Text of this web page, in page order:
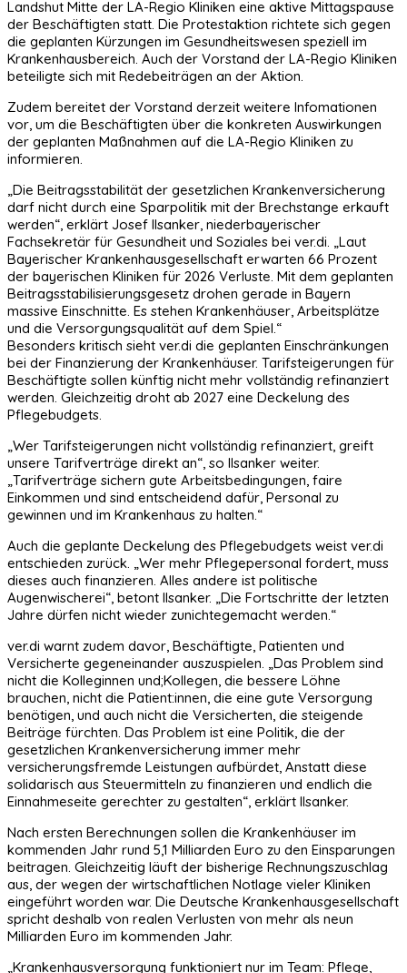
Landshut Mitte der LA-Regio Kliniken eine aktive Mittagspause
der Beschäftigten statt. Die Protestaktion richtete sich gegen
die geplanten Kürzungen im Gesundheitswesen speziell im
Krankenhausbereich. Auch der Vorstand der LA-Regio Kliniken
beteiligte sich mit Redebeiträgen an der Aktion.
Zudem bereitet der Vorstand derzeit weitere Infomationen
vor, um die Beschäftigten über die konkreten Auswirkungen
der geplanten Maßnahmen auf die LA-Regio Kliniken zu
informieren.
„Die Beitragsstabilität der gesetzlichen Krankenversicherung
darf nicht durch eine Sparpolitik mit der Brechstange erkauft
werden“, erklärt Josef Ilsanker, niederbayerischer
Fachsekretär für Gesundheit und Soziales bei ver.di. „Laut
Bayerischer Krankenhausgesellschaft erwarten 66 Prozent
der bayerischen Kliniken für 2026 Verluste. Mit dem geplanten
Beitragsstabilisierungsgesetz drohen gerade in Bayern
massive Einschnitte. Es stehen Krankenhäuser, Arbeitsplätze
und die Versorgungsqualität auf dem Spiel.“
Besonders kritisch sieht ver.di die geplanten Einschränkungen
bei der Finanzierung der Krankenhäuser. Tarifsteigerungen für
Beschäftigte sollen künftig nicht mehr vollständig refinanziert
werden. Gleichzeitig droht ab 2027 eine Deckelung des
Pflegebudgets.
„Wer Tarifsteigerungen nicht vollständig refinanziert, greift
unsere Tarifverträge direkt an“, so Ilsanker weiter.
„Tarifverträge sichern gute Arbeitsbedingungen, faire
Einkommen und sind entscheidend dafür, Personal zu
gewinnen und im Krankenhaus zu halten.“
Auch die geplante Deckelung des Pflegebudgets weist ver.di
entschieden zurück. „Wer mehr Pflegepersonal fordert, muss
dieses auch finanzieren. Alles andere ist politische
Augenwischerei“, betont Ilsanker. „Die Fortschritte der letzten
Jahre dürfen nicht wieder zunichtegemacht werden.“
ver.di warnt zudem davor, Beschäftigte, Patienten und
Versicherte gegeneinander auszuspielen. „Das Problem sind
nicht die Kolleginnen und;Kollegen, die bessere Löhne
brauchen, nicht die Patient:innen, die eine gute Versorgung
benötigen, und auch nicht die Versicherten, die steigende
Beiträge fürchten. Das Problem ist eine Politik, die der
gesetzlichen Krankenversicherung immer mehr
versicherungsfremde Leistungen aufbürdet, Anstatt diese
solidarisch aus Steuermitteln zu finanzieren und endlich die
Einnahmeseite gerechter zu gestalten“, erklärt Ilsanker.
Nach ersten Berechnungen sollen die Krankenhäuser im
kommenden Jahr rund 5,1 Milliarden Euro zu den Einsparungen
beitragen. Gleichzeitig läuft der bisherige Rechnungszuschlag
aus, der wegen der wirtschaftlichen Notlage vieler Kliniken
eingeführt worden war. Die Deutsche Krankenhausgesellschaft
spricht deshalb von realen Verlusten von mehr als neun
Milliarden Euro im kommenden Jahr.
„Krankenhausversorgung funktioniert nur im Team: Pflege,